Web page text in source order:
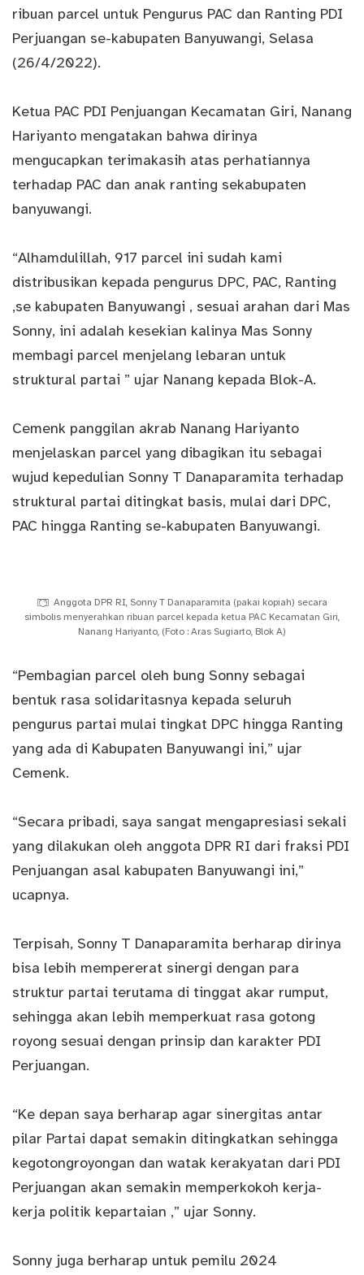
ribuan parcel untuk Pengurus PAC dan Ranting PDI
Perjuangan se-kabupaten Banyuwangi, Selasa
(26/4/2022).
Ketua PAC PDI Penjuangan Kecamatan Giri, Nanang
Hariyanto mengatakan bahwa dirinya
mengucapkan terimakasih atas perhatiannya
terhadap PAC dan anak ranting sekabupaten
banyuwangi.
“Alhamdulillah, 917 parcel ini sudah kami
distribusikan kepada pengurus DPC, PAC, Ranting
,se kabupaten Banyuwangi , sesuai arahan dari Mas
Sonny, ini adalah kesekian kalinya Mas Sonny
membagi parcel menjelang lebaran untuk
struktural partai ” ujar Nanang kepada Blok-A.
Cemenk panggilan akrab Nanang Hariyanto
menjelaskan parcel yang dibagikan itu sebagai
wujud kepedulian Sonny T Danaparamita terhadap
struktural partai ditingkat basis, mulai dari DPC,
PAC hingga Ranting se-kabupaten Banyuwangi.
Anggota DPR RI, Sonny T Danaparamita (pakai kopiah) secara
simbolis menyerahkan ribuan parcel kepada ketua PAC Kecamatan Giri,
Nanang Hariyanto, (Foto : Aras Sugiarto, Blok A)
“Pembagian parcel oleh bung Sonny sebagai
bentuk rasa solidaritasnya kepada seluruh
pengurus partai mulai tingkat DPC hingga Ranting
yang ada di Kabupaten Banyuwangi ini,” ujar
Cemenk.
“Secara pribadi, saya sangat mengapresiasi sekali
yang dilakukan oleh anggota DPR RI dari fraksi PDI
Penjuangan asal kabupaten Banyuwangi ini,”
ucapnya.
Terpisah, Sonny T Danaparamita berharap dirinya
bisa lebih mempererat sinergi dengan para
struktur partai terutama di tinggat akar rumput,
sehingga akan lebih memperkuat rasa gotong
royong sesuai dengan prinsip dan karakter PDI
Perjuangan.
“Ke depan saya berharap agar sinergitas antar
pilar Partai dapat semakin ditingkatkan sehingga
kegotongroyongan dan watak kerakyatan dari PDI
Perjuangan akan semakin memperkokoh kerja-
kerja politik kepartaian ,” ujar Sonny.
Sonny juga berharap untuk pemilu 2024